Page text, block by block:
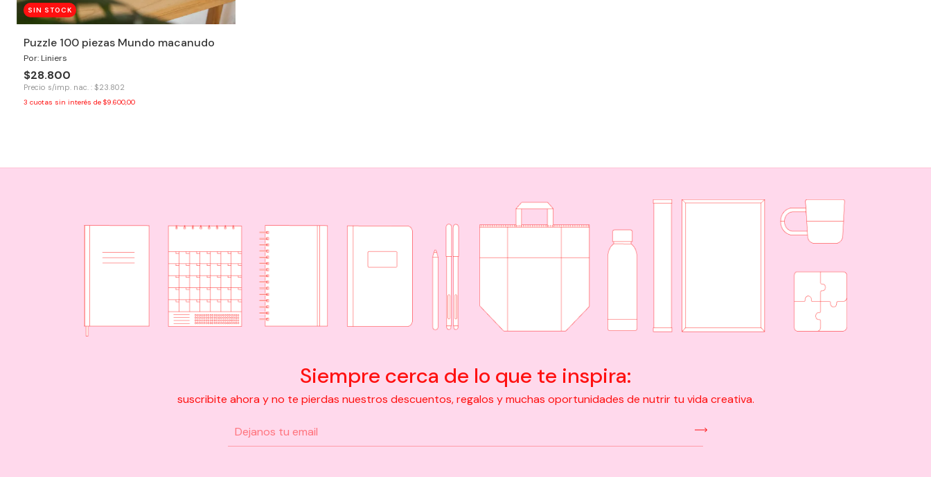
SIN STOCK
Puzzle 100 piezas Mundo macanudo
Por: Liniers
$28.800
Precio s/imp. nac. : $23.802
3 cuotas sin interés de $9.600,00
Siempre cerca de lo que te inspira:
suscribite ahora y no te pierdas nuestros descuentos, regalos y muchas oportunidades de nutrir tu vida creativa.